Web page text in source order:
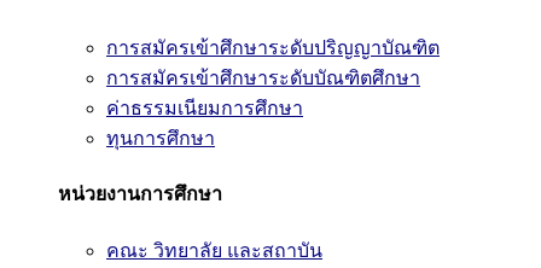
การสมัครเข้าศึกษาระดับปริญญาบัณฑิต
การสมัครเข้าศึกษาระดับบัณฑิตศึกษา
ค่าธรรมเนียมการศึกษา
ทุนการศึกษา
หน่วยงานการศึกษา
คณะ วิทยาลัย และสถาบัน